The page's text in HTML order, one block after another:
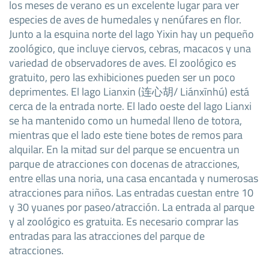
los meses de verano es un excelente lugar para ver
especies de aves de humedales y nenúfares en flor.
Junto a la esquina norte del lago Yixin hay un pequeño
zoológico, que incluye ciervos, cebras, macacos y una
variedad de observadores de aves. El zoológico es
gratuito, pero las exhibiciones pueden ser un poco
deprimentes. El lago Lianxin (连心胡/ Liánxīnhú) está
cerca de la entrada norte. El lado oeste del lago Lianxi
se ha mantenido como un humedal lleno de totora,
mientras que el lado este tiene botes de remos para
alquilar. En la mitad sur del parque se encuentra un
parque de atracciones con docenas de atracciones,
entre ellas una noria, una casa encantada y numerosas
atracciones para niños. Las entradas cuestan entre 10
y 30 yuanes por paseo/atracción. La entrada al parque
y al zoológico es gratuita. Es necesario comprar las
entradas para las atracciones del parque de
atracciones.